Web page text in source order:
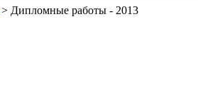
> Дипломные работы - 2013